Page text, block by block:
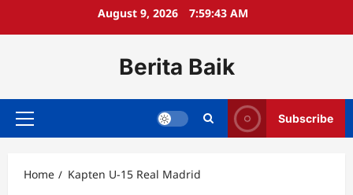
August 9, 2026 7:59:43 AM
Berita Baik
Primary
Subscribe
Home Kapten U-15 Real Madrid